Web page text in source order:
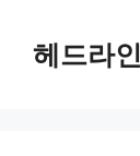
헤드라인